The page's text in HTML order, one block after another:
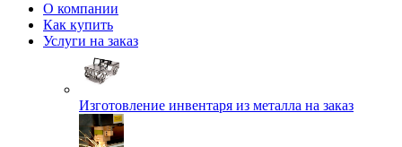
О компании
Как купить
Услуги на заказ
Изготовление инвентаря из металла на заказ